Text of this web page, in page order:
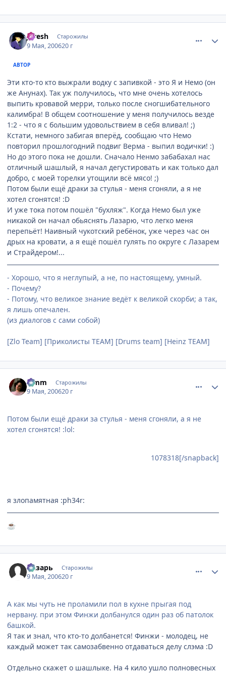
JFresh Старожилы
9 Мая, 200620 г
АВТОР
Эти кто-то кто выжрали водку с запивкой - это Я и Немо (он
же Анунах). Так уж получилось, что мне очень хотелось
выпить кровавой мерри, только после сногшибательного
калимбра! В общем соотношение у меня получилось везде
1:2 - что я с большим удовольствием в себя вливал! ;)
Кстати, немного забигая вперёд, сообщаю что Немо
повторил прошлогодний подвиг Верма - выпил водички! :)
Но до этого пока не дошли. Сначало Ненмо забабахал нас
отличный шашлый, я начал дегустировать и как только дал
добро, с моей торелки утощили всё мясо! ;)
Потом были ещё драки за стулья - меня сгоняли, а я не
хотел сгонятся! :D
И уже тока потом пошёл "бухляж". Когда Немо был уже
никакой он начал обьяснять Лазарю, что легко меня
перепьёт! Наивный чукотский ребёнок, уже через час он
дрых на кровати, а я ещё пошёл гулять по округе с Лазарем
и Страйдером!...
- Хорошо, что я неглупый, а не, по настоящему, умный.
- Почему?
- Потому, что великое знание ведёт к великой скорби; а так,
я лишь опечален.
(из диалогов с сами собой)
[Zlo Team] [Приколисты TEAM] [Drums team] [Heinz TEAM]
Limm Старожилы
9 Мая, 200620 г
Потом были ещё драки за стулья - меня сгоняли, а я не
хотел сгонятся! :lol:
1078318[/snapback]
я злопамятная :ph34r:
☕
Лазарь Старожилы
9 Мая, 200620 г
А как мы чуть не проламили пол в кухне прыгая под
нервану. при этом Финжи долбанулся один раз об патолок
башкой.
Я так и знал, что кто-то долбанется! Финжи - молодец, не
каждый может так самозабвенно отдаваться делу слэма :D
Отдельно скажет о шашлыке. На 4 кило ушло полновесных